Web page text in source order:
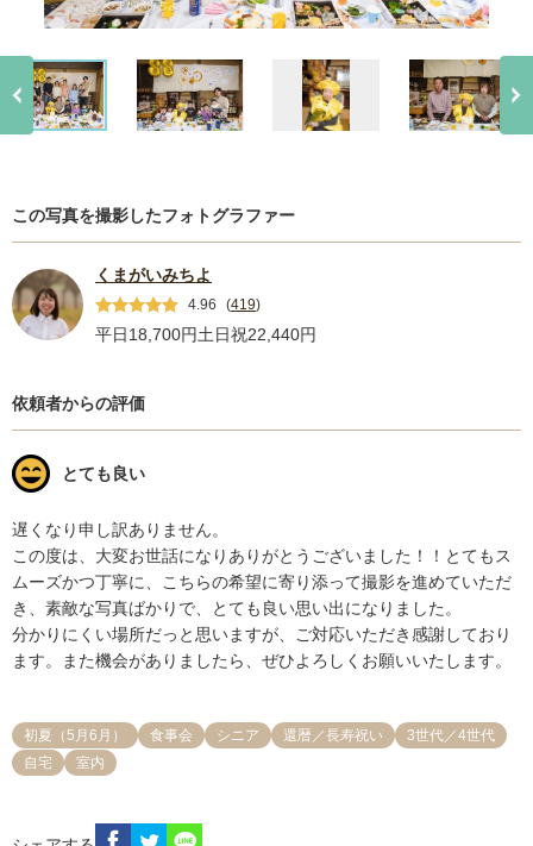
この写真を撮影したフォトグラファー
くまがいみちよ
4.96 (419)
平日18,700円土日祝22,440円
依頼者からの評価
とても良い
遅くなり申し訳ありません。
この度は、大変お世話になりありがとうございました！！とてもス
ムーズかつ丁寧に、こちらの希望に寄り添って撮影を進めていただ
き、素敵な写真ばかりで、とても良い思い出になりました。
分かりにくい場所だっと思いますが、ご対応いただき感謝しており
ます。また機会がありましたら、ぜひよろしくお願いいたします。
初夏（5月6月） 食事会 シニア 還暦／長寿祝い
3世代／4世代
自宅
室内